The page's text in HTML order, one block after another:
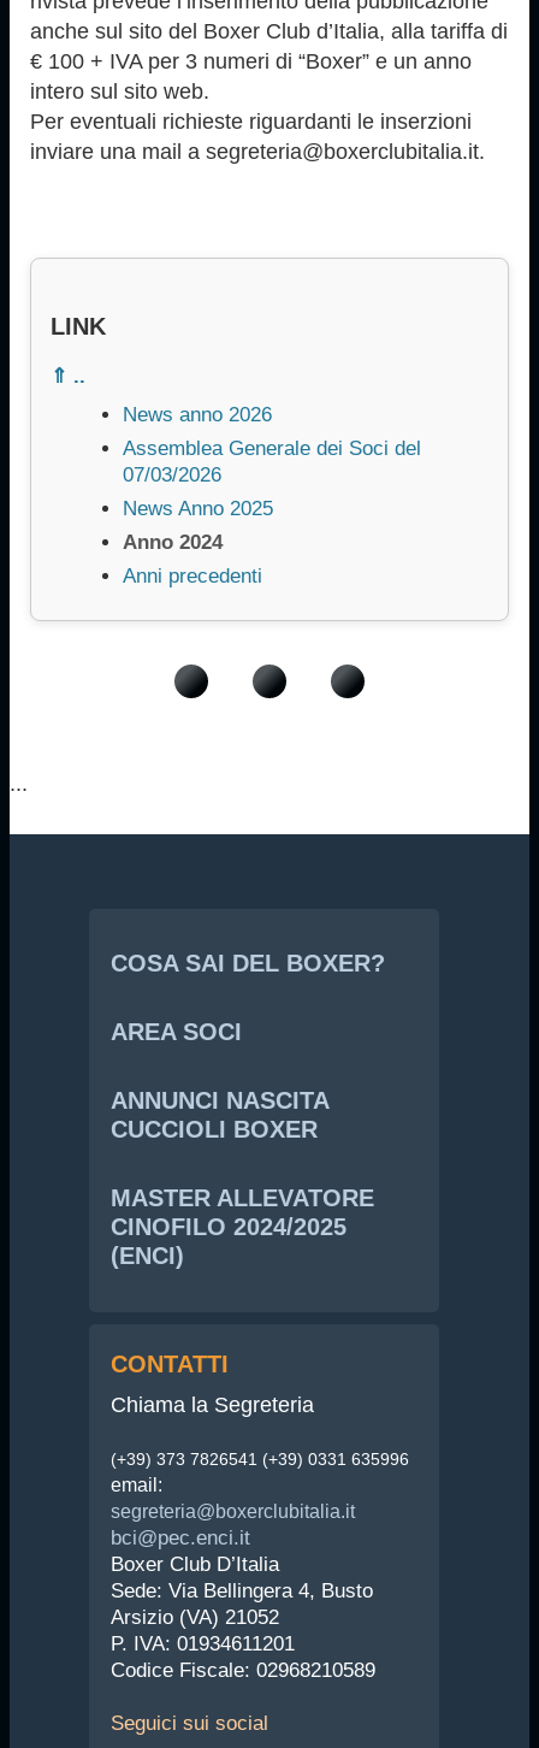
anche sul sito del Boxer Club d’Italia, alla tariffa di
€ 100 + IVA per 3 numeri di “Boxer” e un anno
intero sul sito web.
Per eventuali richieste riguardanti le inserzioni
inviare una mail a segreteria@boxerclubitalia.it.
LINK
⇑ ..
News anno 2026
Assemblea Generale dei Soci del
07/03/2026
News Anno 2025
Anno 2024
Anni precedenti
...
COSA SAI DEL BOXER?
AREA SOCI
ANNUNCI NASCITA
CUCCIOLI BOXER
MASTER ALLEVATORE
CINOFILO 2024/2025
(ENCI)
CONTATTI
Chiama la Segreteria
(+39) 373 7826541 (+39) 0331 635996
email:
segreteria@boxerclubitalia.it
bci@pec.enci.it
Boxer Club D’Italia
Sede: Via Bellingera 4, Busto
Arsizio (VA) 21052
P. IVA: 01934611201
Codice Fiscale: 02968210589
Seguici sui social